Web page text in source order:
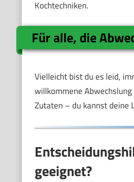
Kochtechniken.
Für alle, die
Vielleicht bist du es leid,
willkommene
Zutaten – du kannst deine
geeignet?